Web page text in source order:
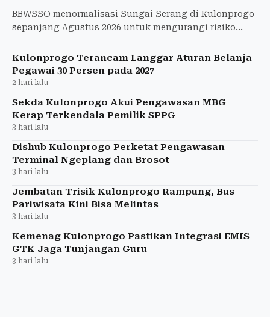
BBWSSO menormalisasi Sungai Serang di Kulonprogo
sepanjang Agustus 2026 untuk mengurangi risiko
Kulonprogo Terancam Langgar Aturan Belanja
Pegawai 30 Persen pada 2027
2 hari lalu
Sekda Kulonprogo Akui Pengawasan MBG
Kerap Terkendala Pemilik SPPG
3 hari lalu
Dishub Kulonprogo Perketat Pengawasan
Terminal Ngeplang dan Brosot
3 hari lalu
Jembatan Trisik Kulonprogo Rampung, Bus
Pariwisata Kini Bisa Melintas
3 hari lalu
Kemenag Kulonprogo Pastikan Integrasi EMIS
GTK Jaga Tunjangan Guru
3 hari lalu